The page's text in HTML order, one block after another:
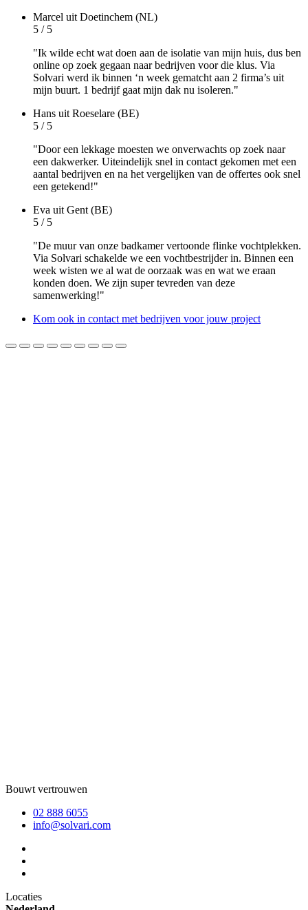
Marcel uit Doetinchem (NL)
5 / 5
"Ik wilde echt wat doen aan de isolatie van mijn huis, dus ben
online op zoek gegaan naar bedrijven voor die klus. Via
Solvari werd ik binnen ‘n week gematcht aan 2 firma’s uit
mijn buurt. 1 bedrijf gaat mijn dak nu isoleren."
Hans uit Roeselare (BE)
5 / 5
"Door een lekkage moesten we onverwachts op zoek naar
een dakwerker. Uiteindelijk snel in contact gekomen met een
aantal bedrijven en na het vergelijken van de offertes ook snel
een getekend!"
Eva uit Gent (BE)
5 / 5
"De muur van onze badkamer vertoonde flinke vochtplekken.
Via Solvari schakelde we een vochtbestrijder in. Binnen een
week wisten we al wat de oorzaak was en wat we eraan
konden doen. We zijn super tevreden van deze
samenwerking!"
Kom ook in contact met bedrijven voor jouw project
Bouwt vertrouwen
02 888 6055
info@solvari.com
Locaties